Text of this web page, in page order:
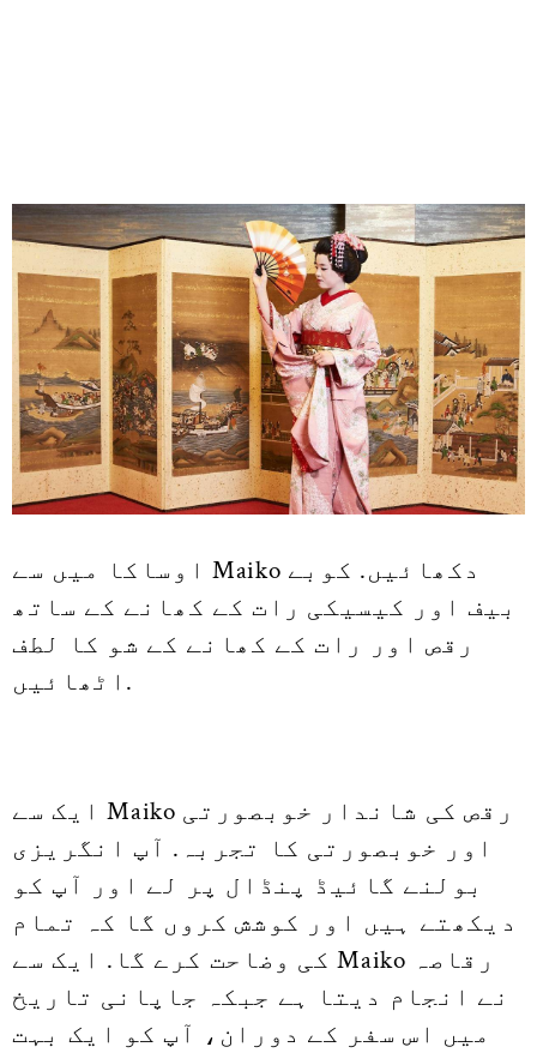
اوساکا میں سے Maiko دکھائیں. کوبے
بیف اور کیسیکی رات کے کھانے کے ساتھ
رقص اور رات کے کھانے کے شو کا لطف
اٹھائیں.
ایک سے Maiko رقص کی شاندار خوبصورتی
اور خوبصورتی کا تجربہ. آپ انگریزی
بولنے گائیڈ پنڈال پر لے اور آپ کو
دیکھتے ہیں اور کوشش کروں گا کہ تمام
کی وضاحت کرے گا. ایک سے Maiko رقاصہ
نے انجام دیتا ہے جبکہ جاپانی تاریخ
میں اس سفر کے دوران، آپ کو ایک بہت